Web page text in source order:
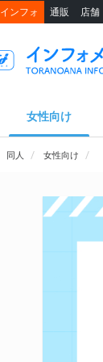
インフォ 通販 店舗
女性向け
同人 女性向け